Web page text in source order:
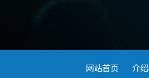
网站首页 介